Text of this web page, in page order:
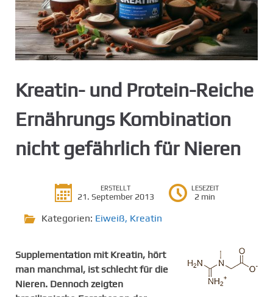
Kreatin- und Protein-Reiche
Ernährungs Kombination
nicht gefährlich für Nieren
ERSTELLT
21. September 2013
LESEZEIT
2 min
Kategorien: Eiweiß, Kreatin
Supplementation mit Kreatin, hört
man manchmal, ist schlecht für die
Nieren. Dennoch zeigten